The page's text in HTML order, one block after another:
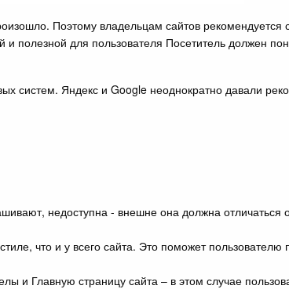
Поэтому владельцам сайтов рекомендуется
полезной для пользователя Посетитель должен
систем. Яндекс и Google неоднократно давали
недоступна - внешне она должна отличаться
что и у всего сайта. Это поможет пользователю
и Главную страницу сайта – в этом случае